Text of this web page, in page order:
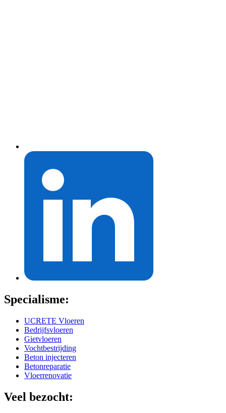
Specialisme:
UCRETE Vloeren
Bedrijfsvloeren
Gietvloeren
Vochtbestrijding
Beton injecteren
Betonreparatie
Vloerrenovatie
Veel bezocht: